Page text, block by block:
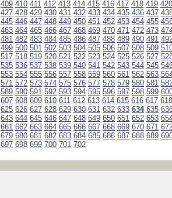
409 410 411 412 413 414 415 416 417 418 419 420
427 428 429 430 431 432 433 434 435 436 437
445 446 447 448 449 450 451 452 453 454 455
463 464 465 466 467 468 469 470 471 472 473
481 482 483 484 485 486 487 488 489 490 491
499 500 501 502 503 504 505 506 507 508 509
517 518 519 520 521 522 523 524 525 526 527
535 536 537 538 539 540 541 542 543 544 545
553 554 555 556 557 558 559 560 561 562 563
571 572 573 574 575 576 577 578 579 580 581
589 590 591 592 593 594 595 596 597 598 599
607 608 609 610 611 612 613 614 615 616 617 618
625 626 627 628 629 630 631 632 633 634 635
643 644 645 646 647 648 649 650 651 652 653
661 662 663 664 665 666 667 668 669 670 671
679 680 681 682 683 684 685 686 687 688 689
697 698 699 700 701 702